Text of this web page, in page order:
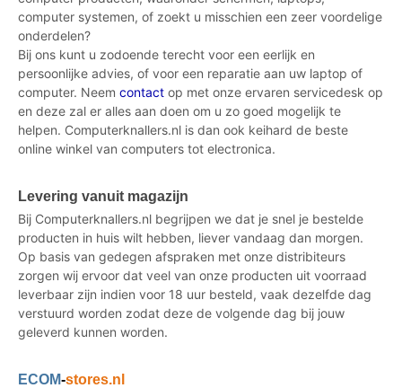
computer systemen, of zoekt u misschien een zeer voordelige
onderdelen?
Bij ons kunt u zodoende terecht voor een eerlijk en
persoonlijke advies, of voor een reparatie aan uw laptop of
computer. Neem contact op met onze ervaren servicedesk op
en deze zal er alles aan doen om u zo goed mogelijk te
helpen. Computerknallers.nl is dan ook keihard de beste
online winkel van computers tot electronica.
Levering vanuit magazijn
Bij Computerknallers.nl begrijpen we dat je snel je bestelde
producten in huis wilt hebben, liever vandaag dan morgen.
Op basis van gedegen afspraken met onze distribiteurs
zorgen wij ervoor dat veel van onze producten uit voorraad
leverbaar zijn indien voor 18 uur besteld, vaak dezelfde dag
verstuurd worden zodat deze de volgende dag bij jouw
geleverd kunnen worden.
ECOM-stores.nl